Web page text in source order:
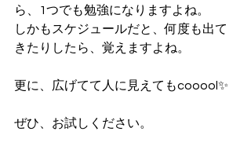
ら、1つでも勉強になりますよね。
しかもスケジュールだと、何度も出て
きたりしたら、覚えますよね。
更に、広げてて人に見えてもcooool✨
ぜひ、お試しください。